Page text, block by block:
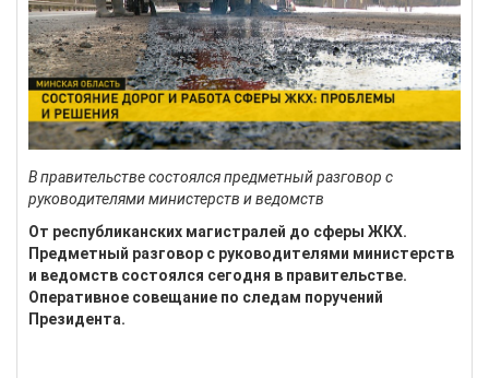
В правительстве состоялся предметный разговор с
руководителями министерств и ведомств
От республиканских магистралей до сферы ЖКХ.
Предметный разговор с руководителями министерств
и ведомств состоялся сегодня в правительстве.
Оперативное совещание по следам поручений
Президента.